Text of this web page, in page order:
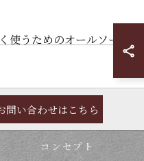
使うためのオールソール
問い合わせはこちら
コンセプト